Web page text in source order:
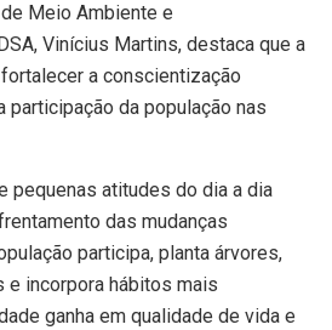
Meio Ambiente e
Vinícius Martins, destaca que a
a conscientização
participação da população nas
pequenas atitudes do dia a dia
das mudanças
participa, planta árvores,
e incorpora hábitos mais
ganha em qualidade de vida e